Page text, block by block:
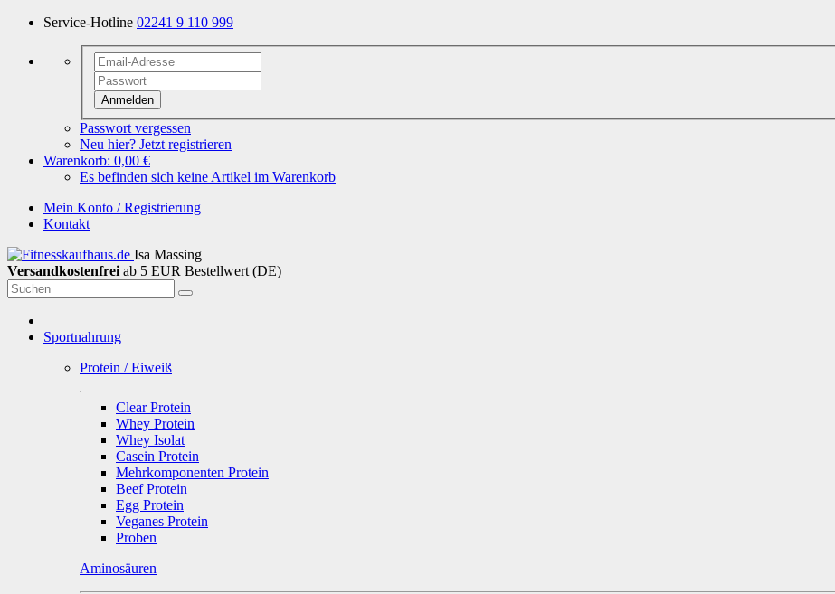
Service-Hotline 02241 9 110 999
Anmelden
Passwort vergessen
Neu hier? Jetzt registrieren
Warenkorb: 0,00 €
Es befinden sich keine Artikel im Warenkorb
Mein Konto / Registrierung
Kontakt
Isa Massing
Versandkostenfrei ab 5 EUR Bestellwert (DE)
Sportnahrung
Protein / Eiweiß
Clear Protein
Whey Protein
Whey Isolat
Casein Protein
Mehrkomponenten Protein
Beef Protein
Egg Protein
Veganes Protein
Proben
Aminosäuren